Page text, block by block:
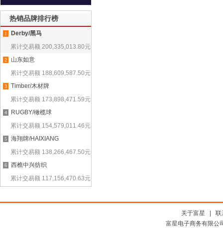
热销品牌排行榜
1
Derby/黑马
累计交易额 200,335,013.80元
2
山东如意
累计交易额 188,609,587.50元
3
Timber/木材牌
累计交易额 173,898,471.59元
4
RUGBY/橄榄球
累计交易额 154,579,011.46元
5
海翔牌/HAIXIANG
累计交易额 138,266,467.50元
6
西樵中兴纺织
累计交易额 117,156,470.63元
关于富星
联
富星电子商务有限公